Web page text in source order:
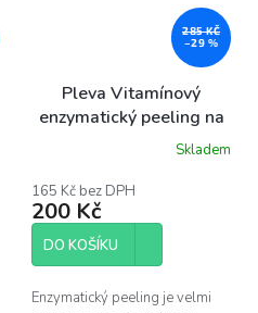
285 KČ
–29 %
Pleva Vitamínový
enzymatický peeling na
Skladem
165 Kč bez DPH
200 Kč
DO KOŠÍKU
Enzymatický peeling je velmi